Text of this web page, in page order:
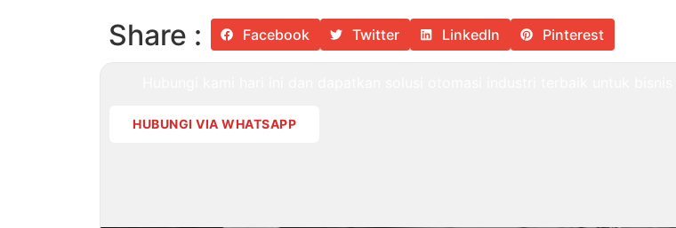
Share : Facebook Twitter LinkedIn Pinterest
HUBUNGI VIA WHATSAPP